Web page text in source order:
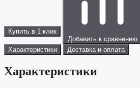
Купить в 1 клик
Добавить к сравнению
Характеристики
Доставка и оплата
Характеристики